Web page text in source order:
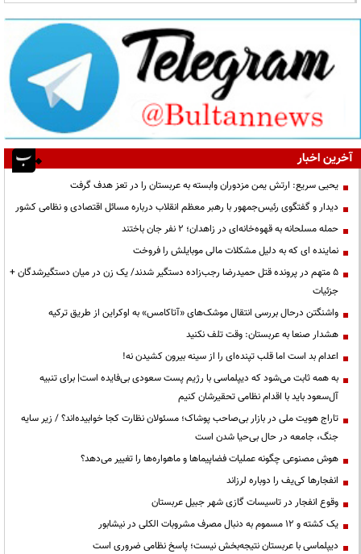
آخرین اخبار
یحیی سریع: ارتش یمن مزدوران وابسته به عربستان را در تعز هدف گرفت
دیدار و گفتگوی رئیس‌جمهور با رهبر معظم انقلاب درباره مسائل اقتصادی و نظامی کشور
حمله مسلحانه به قهوه‌خانه‌ای در زاهدان؛ ۲ نفر جان باختند
نماینده ای که به دلیل مشکلات مالی موبایلش را فروخت
۵ متهم در پرونده قتل حمیدرضا رجب‌زاده دستگیر شدند/ یک زن در میان دستگیرشدگان +
جزئیات
واشنگتن درحال بررسی انتقال موشک‌های «آتاکامس» به اوکراین از طریق ترکیه
هشدار صنعا به عربستان: وقت تلف نکنید
اعدام بد است اما قلب تپنده‌ای را از سینه بیرون کشیدن نه!
به همه ثابت می‌شود که دیپلماسی با رژیم پست سعودی بی‌فایده است| برای تنبیه
آل‌سعود باید با اقدام نظامی تحقیرشان کنیم
تاراج هویت ملی در بازار بی‌صاحب پوشاک؛ مسئولان نظارت کجا خوابیده‌اند؟ / زیر سایه
جنگ، جامعه در حال بی‌حیا شدن است
هوش مصنوعی چگونه عملیات فضاپیماها و ماهواره‌ها را تغییر می‌دهد؟
انفجارها کی‌یف را دوباره لرزاند
وقوع انفجار در تاسیسات گازی شهر جبیل عربستان
یک کشته و ۱۲ مسموم به دنبال مصرف مشروبات الکلی در نیشابور
دیپلماسی با عربستان نتیجه‌بخش نیست؛ پاسخ نظامی ضروری است